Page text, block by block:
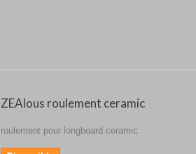
ZEAlous roulement ceramic
roulement pour longboard ceramic